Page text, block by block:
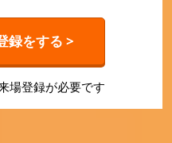
録をする >
場登録が必要です